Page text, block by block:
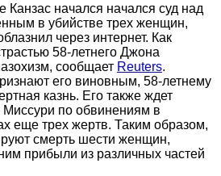
Канзас начался начался суд над
в убийстве трех женщин,
через интернет. Как
58-летнего Джона
сообщает Reuters.
его виновным, 58-летнему
казнь. Его также ждет
по обвинениям в
еще трех жертв. Таким образом,
смерть шести женщин,
прибыли из различных частей